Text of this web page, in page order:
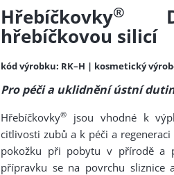
Hřebíčkovky®
hřebíčkovou silicí
kód výrobku: RK–H | kosmetický
Pro péči a uklidnění ústní
Hřebíčkovky®
jsou vhodné k
citlivosti zubů a k péči a
pokožku při pobytu v přírodě a
přípravku se na povrchu sliznice